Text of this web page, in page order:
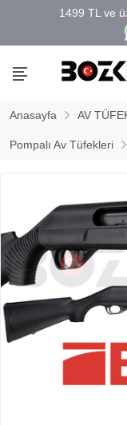
Anasayfa AV
Pompalı Av Tüfekleri